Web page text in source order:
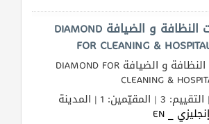
الماس لخدمات النظافة و الضيافة DIAMOND
FOR CLEANING &
الماس لخدمات النظافة و الضيافة DIAMOND FOR
CLEANING &
إنجليزي _ EN